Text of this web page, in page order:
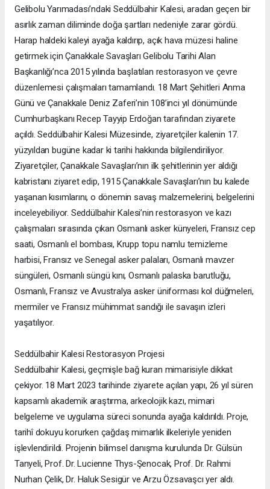
Gelibolu Yarımadası’ndaki Seddülbahir Kalesi, aradan geçen bir
asırlık zaman diliminde doğa şartları nedeniyle zarar gördü.
Harap haldeki kaleyi ayağa kaldırıp, açık hava müzesi haline
getirmek için Çanakkale Savaşları Gelibolu Tarihi Alan
Başkanlığı’nca 2015 yılında başlatılan restorasyon ve çevre
düzenlemesi çalışmaları tamamlandı. 18 Mart Şehitleri Anma
Günü ve Çanakkale Deniz Zaferi’nin 108’inci yıl dönümünde
Cumhurbaşkanı Recep Tayyip Erdoğan tarafından ziyarete
açıldı. Seddülbahir Kalesi Müzesinde, ziyaretçiler kalenin 17.
yüzyıldan bugüne kadar ki tarihi hakkında bilgilendiriliyor.
Ziyaretçiler, Çanakkale Savaşları’nın ilk şehitlerinin yer aldığı
kabristanı ziyaret edip, 1915 Çanakkale Savaşları’nın bu kalede
yaşanan kısımlarını, o dönemin savaş malzemelerini, belgelerini
inceleyebiliyor. Seddülbahir Kalesi’nin restorasyon ve kazı
çalışmaları sırasında çıkan Osmanlı asker künyeleri, Fransız cep
saati, Osmanlı el bombası, Krupp topu namlu temizleme
harbisi, Fransız ve Senegal asker palaları, Osmanlı mavzer
süngüleri, Osmanlı süngü kını, Osmanlı palaska barutluğu,
Osmanlı, Fransız ve Avustralya asker üniforması kol düğmeleri,
mermiler ve Fransız mühimmat sandığı ile savaşın izleri
yaşatılıyor.
Seddülbahir Kalesi Restorasyon Projesi
Seddülbahir Kalesi, geçmişle bağ kuran mimarisiyle dikkat
çekiyor. 18 Mart 2023 tarihinde ziyarete açılan yapı, 26 yıl süren
kapsamlı akademik araştırma, arkeolojik kazı, mimari
belgeleme ve uygulama süreci sonunda ayağa kaldırıldı. Proje,
tarihî dokuyu korurken çağdaş mimarlık ilkeleriyle yeniden
işlevlendirildi. Projenin bilimsel danışma kurulunda Dr. Gülsün
Tanyeli, Prof. Dr. Lucienne Thys-Şenocak, Prof. Dr. Rahmi
Nurhan Çelik, Dr. Haluk Sesigür ve Arzu Özsavaşcı yer aldı.